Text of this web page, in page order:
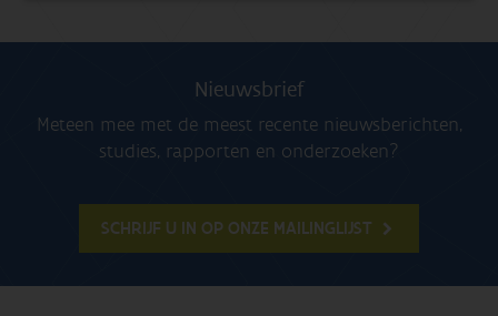
Nieuwsbrief
Meteen mee met de meest recente nieuwsberichten,
studies, rapporten en onderzoeken?
SCHRIJF U IN OP ONZE MAILINGLIJST